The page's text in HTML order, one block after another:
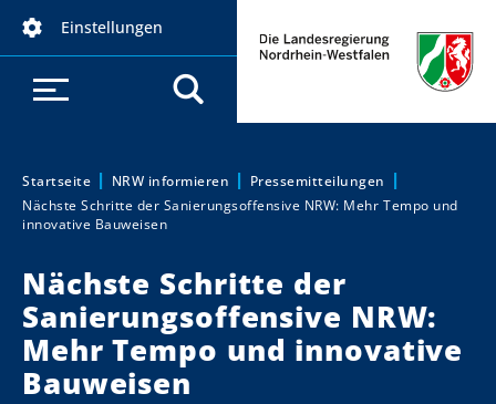
Einstellungen
Sie sind hier:
Startseite NRW informieren
Pressemitteilungen
Nächste Schritte der Sanierungsoffensive NRW: Mehr Tempo und
innovative Bauweisen
Nächste Schritte der
Sanierungsoffensive NRW:
Mehr Tempo und innovative
Bauweisen